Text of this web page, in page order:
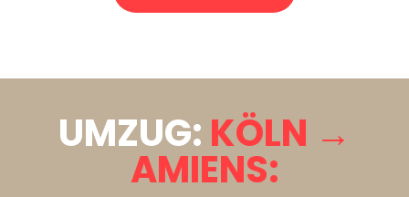
UMZUG: KÖLN →
AMIENS: